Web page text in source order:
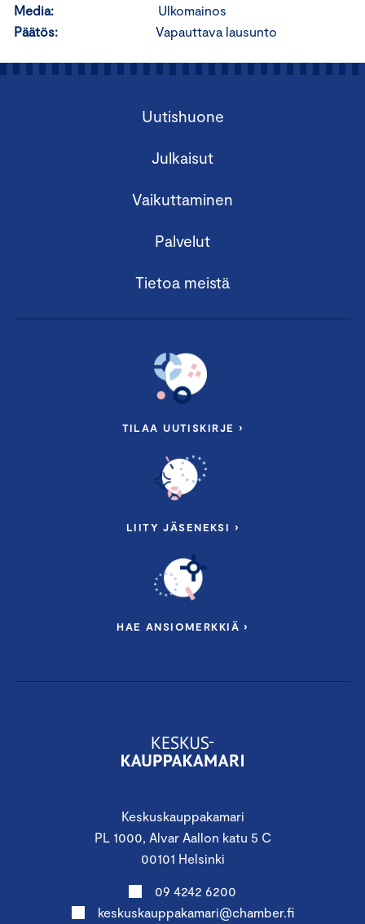
Media: Ulkomainos
Päätös: Vapauttava lausunto
Keskuskauppakamari
PL 1000, Alvar Aallon katu 5 C
00101 Helsinki
09 4242 6200
keskuskauppakamari@chamber.fi
Uutishuone
Julkaisut
Vaikuttaminen
Palvelut
Tietoa meistä
TILAA UUTISKIRJE ›
LIITY JÄSENEKSI ›
HAE ANSIOMERKKIÄ ›